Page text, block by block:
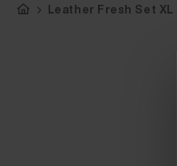
Leather Fresh Set XL